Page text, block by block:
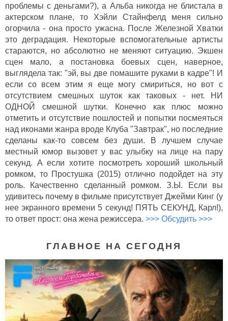
проблемы с деньгами?), а Альба никогда не блистала в
актерском плане, то Хэйли Стайнфелд меня сильно
огорчила - она просто ужасна. После Железной Хватки
это деградация. Некоторые вспомогательные артисты
стараются, но абсолютно не меняют ситуацию. Экшен
сцен мало, а постановка боевых сцен, наверное,
выглядела так: "эй, вы две помашите руками в кадре"! И
если со всем этим я еще могу смириться, но вот с
отсутствием смешных шуток как таковых - нет. НИ
ОДНОЙ смешной шутки. Конечно как плюс можно
отметить и отсутствие пошлостей и попытки посмеяться
над иконами жанра вроде Клуба "Завтрак", но последние
сделаны как-то совсем без души. В лучшем случае
местный юмор вызовет у вас улыбку на лице на пару
секунд. А если хотите посмотреть хороший школьный
ромком, то Простушка (2015) отлично подойдет на эту
роль. Качественно сделанный ромком. З.Ы. Если вы
удивитесь почему в фильме присутствует Джейми Кинг (у
нее экранного времени 5 секунд! ПЯТЬ СЕКУНД, Карл!),
то ответ прост: она жена режиссера. >>> Обсудить >>>
ГЛАВНОЕ НА СЕГОДНЯ